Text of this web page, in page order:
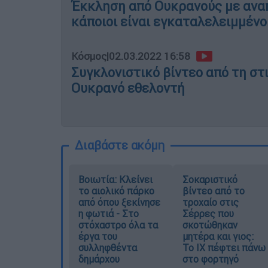
Έκκληση από Ουκρανούς με
κάποιοι είναι
Κόσμος|02.03.2022 16:58
Συγκλονιστικό βίντεο από τη
Ουκρανό εθελοντή
Διαβάστε ακόμη
Βοιωτία: Κλείνει
το αιολικό πάρκο
από όπου ξεκίνησε
η φωτιά - Στο
στόχαστρο όλα τα
έργα του
συλληφθέντα
δημάρχου
Σοκαριστικό
βίντεο από το
τροχαίο στις
Σέρρες που
σκοτώθηκαν
μητέρα και γιος:
Το ΙΧ πέφτει πάνω
στο φορτηγό